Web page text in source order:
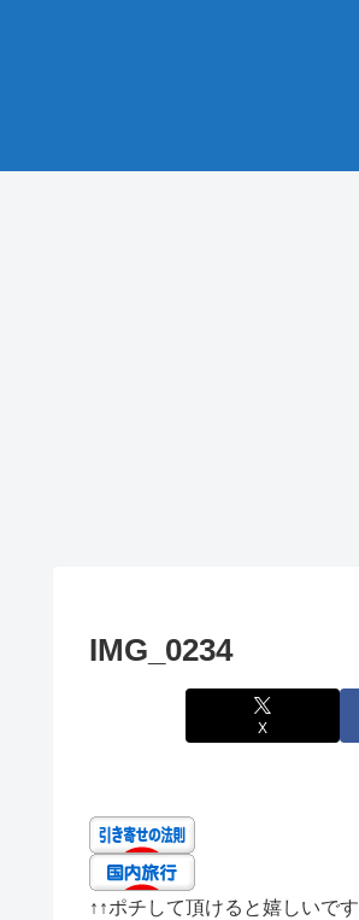
IMG_0234
X
↑↑ポチして頂けると嬉しいです